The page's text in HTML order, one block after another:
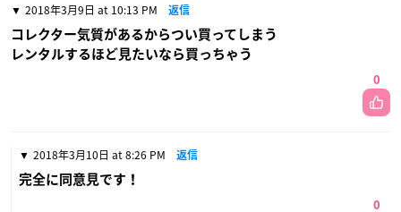
2018年3月9日 at 10:13 PM 返信
コレクター気質があるからつい買ってしまう
レンタルするほど見たいなら買っちゃう
0
2018年3月10日 at 8:26 PM 返信
完全に同意見です！
0